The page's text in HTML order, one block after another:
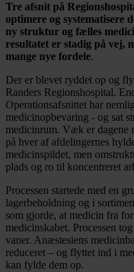
Tre afsnit på
optimere og systematisere
ny struktur og fælles
resultatet er stadig på vej,
mange nye fordele.
Der er blevet ryddet op og
Randers Regionshospital.
Operationsafsnittet har
medicinopbevaring - og sat
medicinrum. Væk er dagene
på hver af afdelingernes
medicinspildet, men
plads og ro til koncentreret
Processen startede med en
lagerbeholdning og i
som gjorde, at medicin fra
medicinskabet. Processen
vaner. Anæstesiens
reduceret – og flyttet ind i
kan fylde dem op.